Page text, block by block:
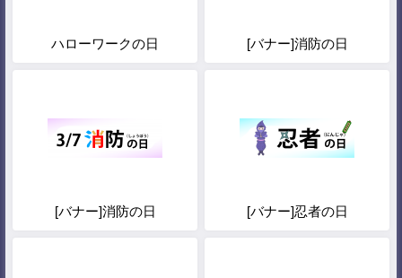
ハローワークの日 [バナー]消防の日
[バナー]消防の日 [バナー]忍者の日